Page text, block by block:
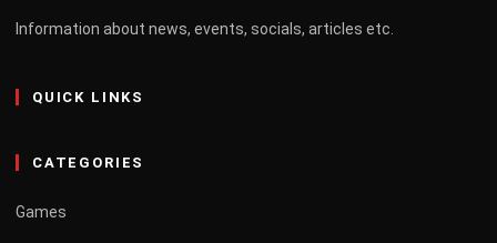
Information about news, events, socials, articles etc.
QUICK LINKS
CATEGORIES
Games